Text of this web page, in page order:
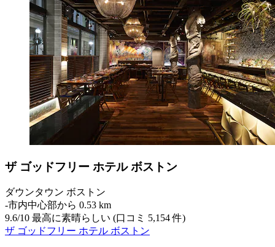
ザ ゴッドフリー ホテル ボストン
ダウンタウン ボストン
‐市内中心部から 0.53 km
9.6/10 最高に素晴らしい (口コミ 5,154 件)
ザ ゴッドフリー ホテル ボストン